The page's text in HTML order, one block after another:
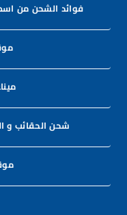
فوائد الشحن من
شحن الحقائب و